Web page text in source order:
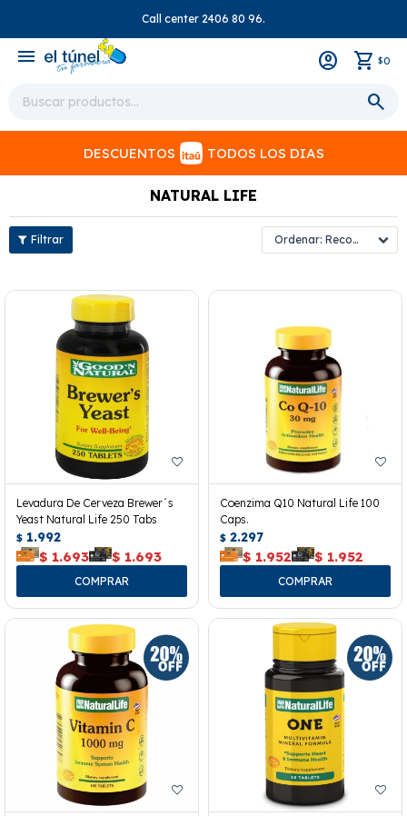
Call center 2406 80 96.
menu $0
DESCUENTOS TODOS LOS DIAS
NATURAL LIFE
Recomendados
Levadura De Cerveza Brewer´s
Yeast Natural Life 250 Tabs
$ 1.992
$ 1.693 $ 1.693
Coenzima Q10 Natural Life 100
Caps.
$ 2.297
$ 1.952 $ 1.952
close